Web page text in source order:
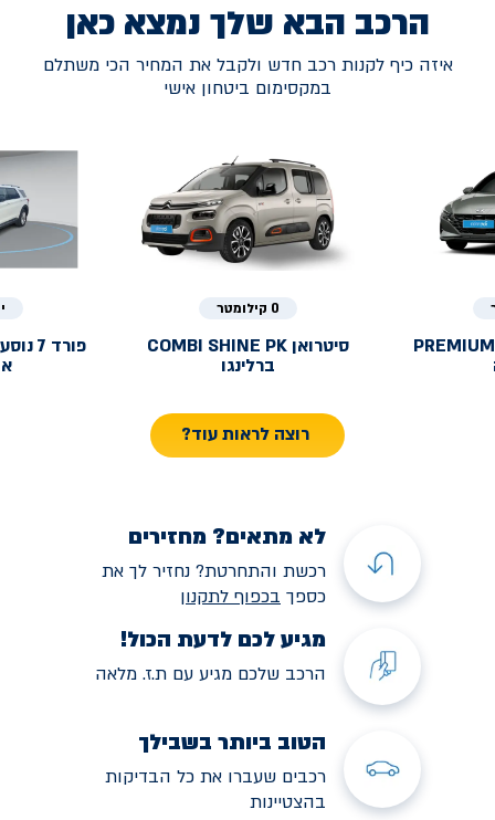
הרכב הבא שלך נמצא כאן
איזה כיף לקנות רכב חדש ולקבל את המחיר הכי משתלם
במקסימום ביטחון אישי
0 קילומטר
סיטרואן COMBI SHINE PK
ברלינגו
פורד
רוצה לראות עוד?
לא מתאים? מחזירים
רכשת והתחרטת? נחזיר לך את
כספך בכפוף לתקנון
מגיע לכם לדעת הכול!
הרכב שלכם מגיע עם ת.ז. מלאה
הטוב ביותר בשבילך
רכבים שעברו את כל הבדיקות
בהצטיינות